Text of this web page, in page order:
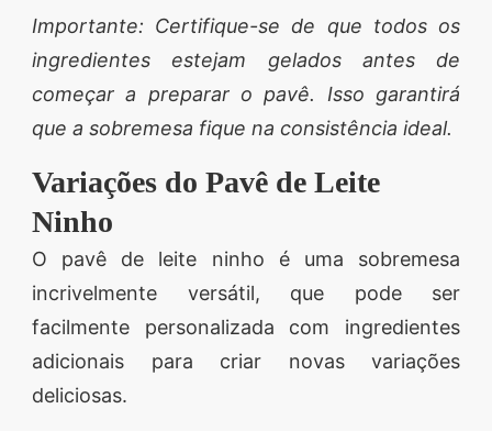
Importante: Certifique-se de que todos os
ingredientes estejam gelados antes de
começar a preparar o pavê. Isso garantirá
que a sobremesa fique na consistência ideal.
Variações do Pavê de Leite
Ninho
O pavê de leite ninho é uma sobremesa
incrivelmente versátil, que pode ser
facilmente personalizada com ingredientes
adicionais para criar novas variações
deliciosas.